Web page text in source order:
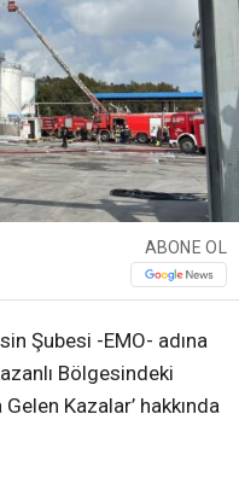
ABONE OL
Şubesi -EMO- adına
Bölgesindeki
Kazalar’ hakkında